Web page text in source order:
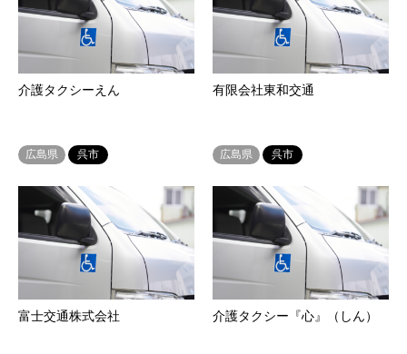
介護タクシーえん
広島県 呉市
有限会社東和交通
広島県 呉市
富士交通株式会社 介護タクシー『心』（しん）